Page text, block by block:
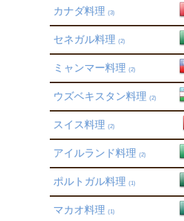
カナダ料理 (3)
セネガル料理 (2)
ミャンマー料理 (2)
ウズベキスタン料理 (2)
スイス料理 (2)
アイルランド料理 (2)
ポルトガル料理 (1)
マカオ料理 (1)